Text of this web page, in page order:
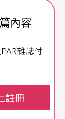
才之外，也
工培訓等
正在醞釀
知道台灣
的理想，都
內容
雜誌付
註冊